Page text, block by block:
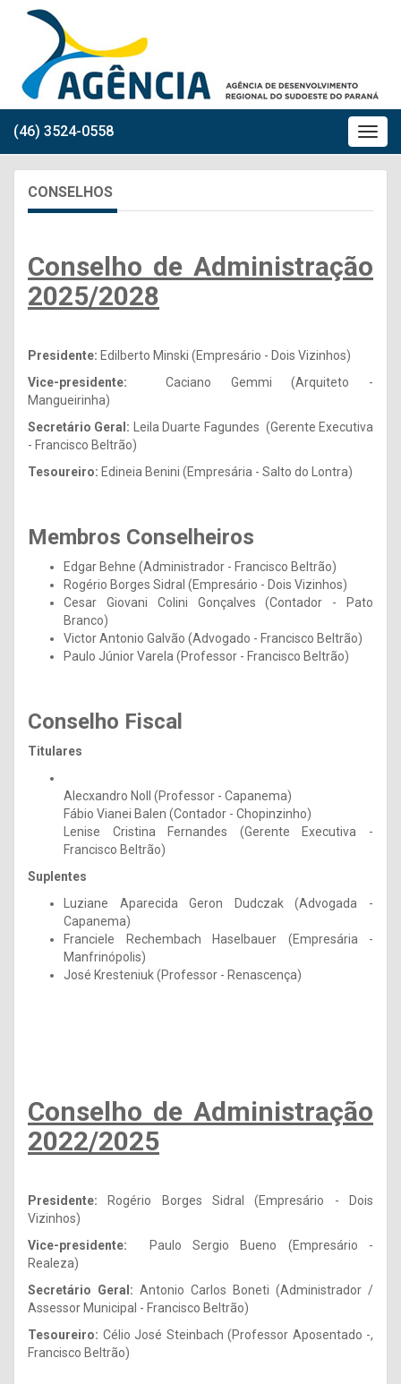
(46) 3524-0558
CONSELHOS
Conselho de Administração
2025/2028
Presidente: Edilberto Minski (Empresário - Dois Vizinhos)
Vice-presidente: Caciano Gemmi (Arquiteto -
Mangueirinha)
Secretário Geral: Leila Duarte Fagundes (Gerente Executiva
- Francisco Beltrão)
Tesoureiro: Edineia Benini (Empresária - Salto do Lontra)
Membros Conselheiros
Edgar Behne (Administrador - Francisco Beltrão)
Rogério Borges Sidral (Empresário - Dois Vizinhos)
Cesar Giovani Colini Gonçalves (Contador - Pato
Branco)
Victor Antonio Galvão (Advogado - Francisco Beltrão)
Paulo Júnior Varela (Professor - Francisco Beltrão)
Conselho Fiscal
Titulares
Alecxandro Noll (Professor - Capanema)
Fábio Vianei Balen (Contador - Chopinzinho)
Lenise Cristina Fernandes (Gerente Executiva -
Francisco Beltrão)
Suplentes
Luziane Aparecida Geron Dudczak (Advogada -
Capanema)
Franciele Rechembach Haselbauer (Empresária -
Manfrinópolis)
José Kresteniuk (Professor - Renascença)
Conselho de Administração
2022/2025
Presidente:
Rogério Borges Sidral (Empresário - Dois
Vizinhos)
Vice-presidente: Paulo Sergio Bueno (Empresário -
Realeza)
Secretário Geral: Antonio Carlos Boneti (Administrador /
Assessor Municipal - Francisco Beltrão)
Tesoureiro: Célio José Steinbach (Professor Aposentado -,
Francisco Beltrão)